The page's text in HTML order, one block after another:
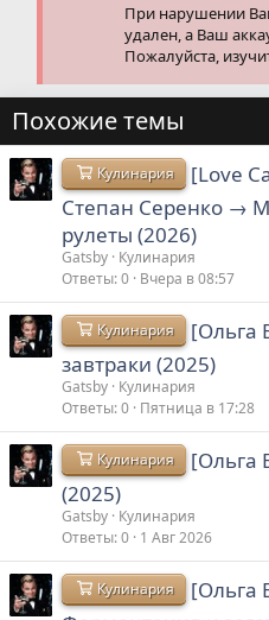
При нарушении
удален, а Ваш
Пожалуйста,
Похожие темы
Кулинария
[Love
Степан Серенко →
рулеты (2026)
Gatsby Кулинария
Ответы 0 Вчера в 08:57
Кулинария
[Ольга
завтраки (2025)
Gatsby Кулинария
Ответы 0 Пятница в 17:28
Кулинария
[Ольга
(2025)
Gatsby Кулинария
Ответы 0 1 Авг 2026
Кулинария
[Ольга